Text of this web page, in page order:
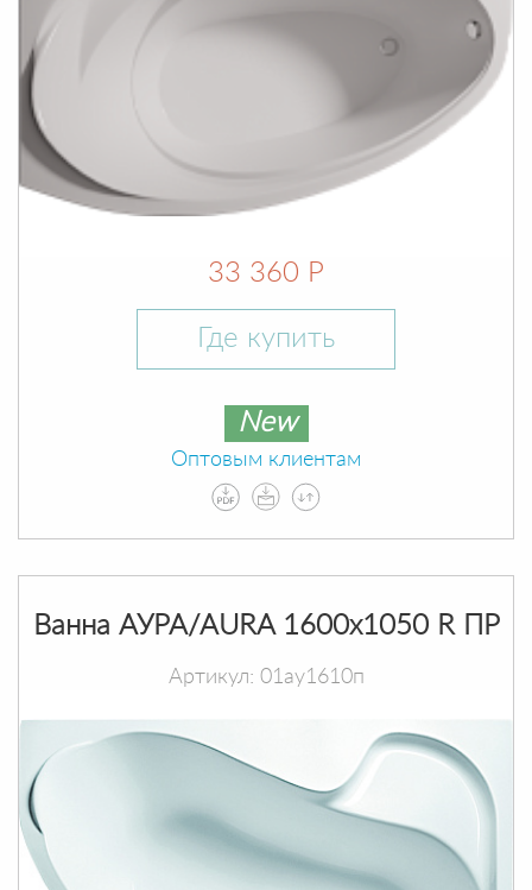
33 360 Р
Где купить
New
Оптовым клиентам
Ванна АУРА/AURA 1600х1050 R ПР
Артикул: 01ау1610п